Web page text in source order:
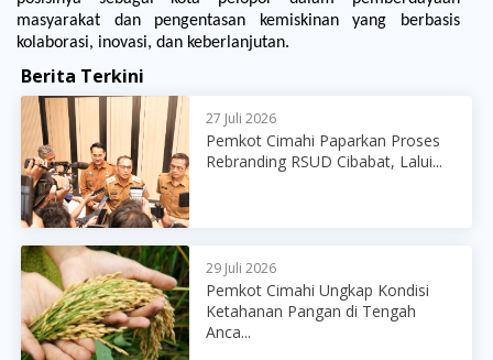
masyarakat dan pengentasan kemiskinan yang berbasis
kolaborasi, inovasi, dan keberlanjutan.
Berita Terkini
27 Juli 2026
Pemkot Cimahi Paparkan Proses
Rebranding RSUD Cibabat, Lalui...
29 Juli 2026
Pemkot Cimahi Ungkap Kondisi
Ketahanan Pangan di Tengah
Anca...